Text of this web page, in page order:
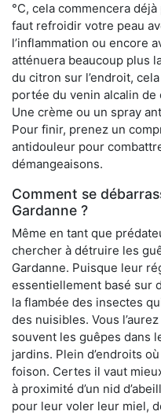
°C, cela commencera
faut refroidir votre peau
l’inflammation ou encore
atténuera beaucoup plus
du citron sur l’endroit,
portée du venin alcalin de
Une crème ou un spray
Pour finir, prenez un
antidouleur pour
démangeaisons.
Comment se
Gardanne ?
Même en tant que
chercher à détruire les
Gardanne. Puisque leur
essentiellement basé sur
la flambée des insectes
des nuisibles. Vous
souvent les guêpes dans
jardins. Plein d’endroits
foison. Certes il vaut
à proximité d’un nid
pour leur voler leur miel,